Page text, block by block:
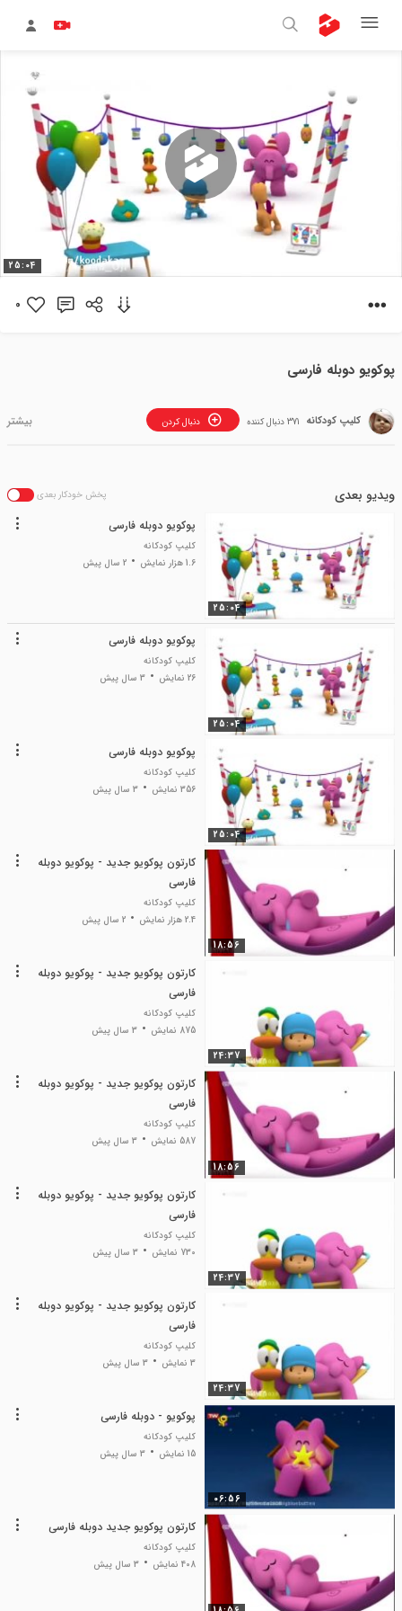
25:04
0
پوکویو دوبله فارسی
کلیپ کودکانه دنبال کردن 371 دنبال کننده
ویدیو بعدی پخش خودکار بعدی
25:04
پوکویو دوبله فارسی
کلیپ کودکانه
1.6 هزار نمایش
2 سال پیش
25:04
پوکویو دوبله فارسی
کلیپ کودکانه
26 نمایش
3 سال پیش
25:04
پوکویو دوبله فارسی
کلیپ کودکانه
356 نمایش
3 سال پیش
18:56
کارتون پوکویو جدید - پوکویو دوبله
فارسی
کلیپ کودکانه
2.4 هزار نمایش
2 سال پیش
24:37
کارتون پوکویو جدید - پوکویو دوبله
فارسی
کلیپ کودکانه
875 نمایش
3 سال پیش
18:56
کارتون پوکویو جدید - پوکویو دوبله
فارسی
کلیپ کودکانه
587 نمایش
3 سال پیش
24:37
کارتون پوکویو جدید - پوکویو دوبله
فارسی
کلیپ کودکانه
730 نمایش
3 سال پیش
24:37
کارتون پوکویو جدید - پوکویو دوبله
فارسی
کلیپ کودکانه
3 نمایش
3 سال پیش
06:56
پوکویو - دوبله فارسی
کلیپ کودکانه
15 نمایش
3 سال پیش
کارتون پوکویو جدید دوبله فارسی
کلیپ کودکانه
408 نمایش
3 سال پیش